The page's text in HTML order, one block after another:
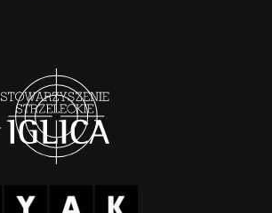
Iglica